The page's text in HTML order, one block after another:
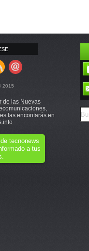
2015
de las Nuevas
las encontarás en
tecnonews
a tus